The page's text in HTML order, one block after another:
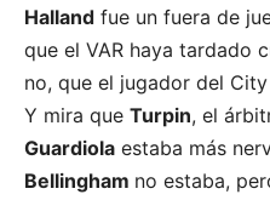
Halland fue un fuera de
que el VAR haya tardado
no, que el jugador del
Y mira que Turpin, el
Guardiola estaba más
Bellingham no estaba,